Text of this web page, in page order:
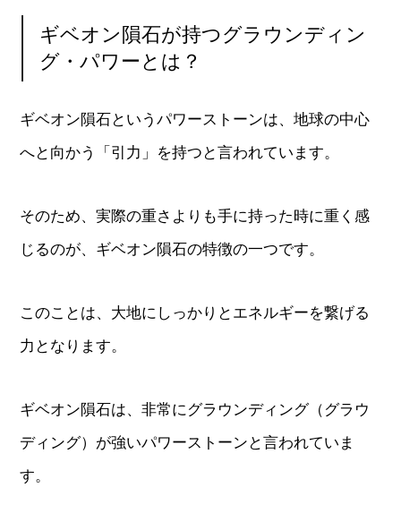
ギベオン隕石が持つグラウンディン
グ・パワーとは？
ギベオン隕石というパワーストーンは、地球の中心
へと向かう「引力」を持つと言われています。
そのため、実際の重さよりも手に持った時に重く感
じるのが、ギベオン隕石の特徴の一つです。
このことは、大地にしっかりとエネルギーを繋げる
力となります。
ギベオン隕石は、非常にグラウンディング（グラウ
ディング）が強いパワーストーンと言われていま
す。